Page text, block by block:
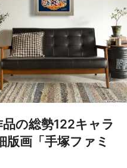
の総勢122キャラ
版画「手塚ファミ